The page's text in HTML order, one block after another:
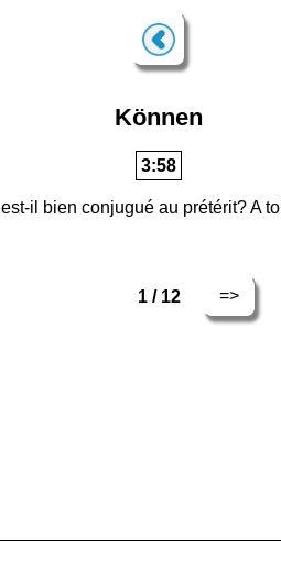
Können
3:57
est-il bien conjugué au prétérit? A
1 / 12 =>